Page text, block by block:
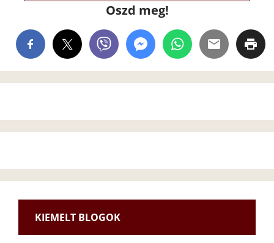
Oszd meg!
KIEMELT BLOGOK